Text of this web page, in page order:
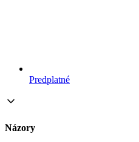
Predplatné
Názory